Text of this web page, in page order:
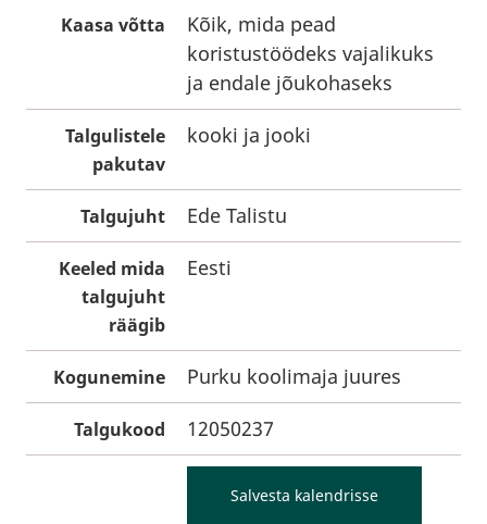
Kaasa võtta
Kõik, mida pead
koristustöödeks vajalikuks
ja endale jõukohaseks
Talgulistele
pakutav
kooki ja jooki
Talgujuht Ede Talistu
Keeled mida
talgujuht
räägib
Eesti
Kogunemine Purku koolimaja juures
Talgukood 12050237
Salvesta kalendrisse